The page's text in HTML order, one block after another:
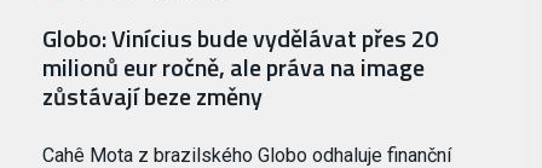
Globo: Vinícius bude vydělávat přes 20
milionů eur ročně, ale práva na image
zůstávají beze změny
Cahê Mota z brazilského Globo odhaluje finanční